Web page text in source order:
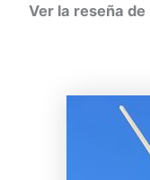
Ver la reseña